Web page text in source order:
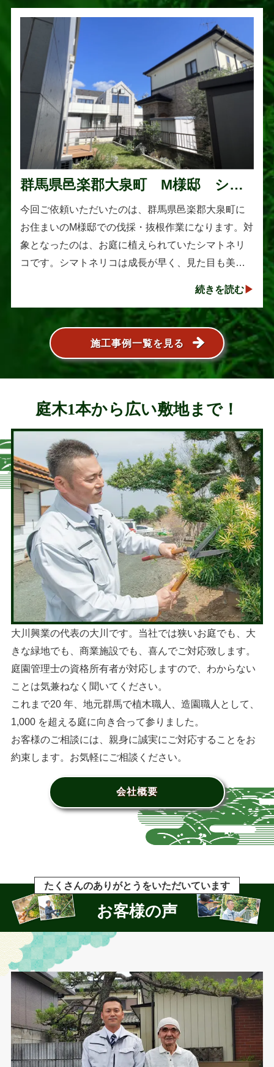
群馬県邑楽郡大泉町 M様邸 シマ
トネリコの伐採と抜根作業
今回ご依頼いただいたのは、群馬県邑楽郡大泉町に
お住まいのM様邸での伐採・抜根作業になります。対
象となったのは、お庭に植えられていたシマトネリ
コです。シマトネリコは成長が早く、見た目も美し
続きを読む
施工事例一覧を見る
庭木1本から広い敷地まで！
大川興業の代表の大川です。当社では狭いお庭でも、大
きな緑地でも、商業施設でも、喜んでご対応致します。
庭園管理士の資格所有者が対応しますので、わからない
ことは気兼ねなく聞いてください。
これまで20 年、地元群馬で植木職人、造園職人として、
1,000 を超える庭に向き合って参りました。
お客様のご相談には、親身に誠実にご対応することをお
約束します。お気軽にご相談ください。
会社概要
たくさんのありがとうをいただいています
お客様の声